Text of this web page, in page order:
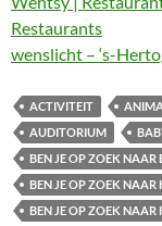
Restaurants
wenslicht – ‘s-
ACTIVITEIT
AUDITORIUM
BEN JE OP ZOEK NAAR
BEN JE OP ZOEK
BEN JE OP ZOEK